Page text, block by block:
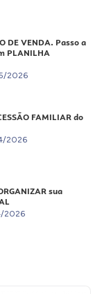
DE VENDA. Passo a
PLANILHA
2026
FAMILIAR do
2026
sua
2026